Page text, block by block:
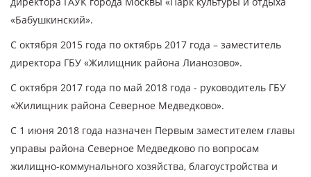
«Бабушкинский».
С октября 2015 года по октябрь 2017 года – заместитель
директора ГБУ «Жилищник района Лианозово».
С октября 2017 года по май 2018 года - руководитель ГБУ
«Жилищник района Северное Медведково».
С 1 июня 2018 года назначен Первым заместителем главы
управы района Северное Медведково по вопросам
жилищно-коммунального хозяйства, благоустройства и